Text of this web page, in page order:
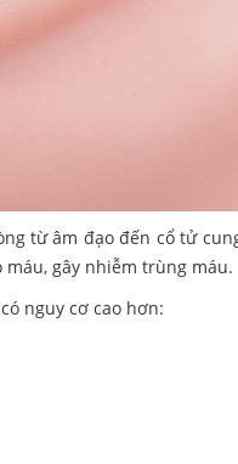
từ âm đạo đến cổ tử
gây nhiễm trùng máu.
nguy cơ cao hơn: